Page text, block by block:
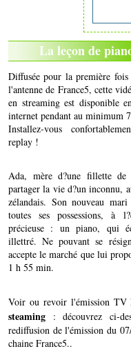
La leçon de
Diffusée pour la première
l'antenne de France5, cette
en streaming est disponible
internet pendant au minimum
Installez-vous
replay !
Ada, mère d?une fillette de
partager la vie d?un inconnu,
zélandais. Son nouveau
toutes ses possessions, à
précieuse : un piano, qui
illettré. Ne pouvant se
accepte le marché que lui
1 h 55 min.
Voir ou revoir l'émission TV
steaming : découvrez ci-
rediffusion de l'émission du
chaine France5..